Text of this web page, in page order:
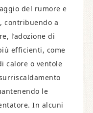
del rumore e
contribuendo a
l’adozione di
efficienti, come
calore o ventole
le
In alcuni